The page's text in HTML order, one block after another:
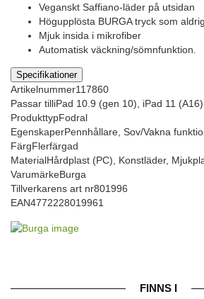
Veganskt Saffiano-läder på utsidan
Högupplösta BURGA tryck som
Mjuk insida i mikrofiber
Automatisk väckning/sömnfunktion.
Specifikationer
Artikelnummer117860
Passar tilliPad 10.9 (gen 10), iPad 11 (A16)
ProdukttypFodral
EgenskaperPennhållare, Sov/Vakna
FärgFlerfärgad
MaterialHårdplast (PC), Konstläder,
VarumärkeBurga
Tillverkarens art nr801996
EAN4772228019961
FINNS I